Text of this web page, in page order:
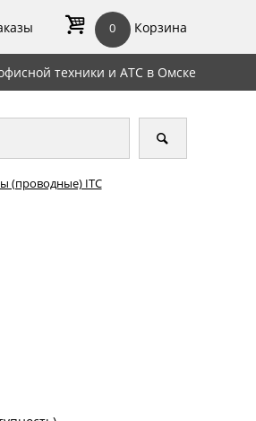
0 Корзина
техники и АТС в Омске
(проводные) ITC